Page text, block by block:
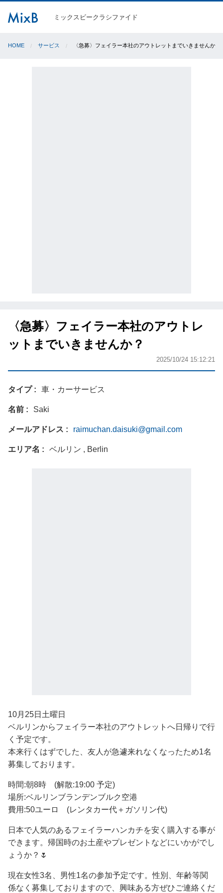
ミックスビークラシファイド
HOME サービス 〈急募〉フェイラー本社のアウトレットまでいきませんか？
〈急募〉フェイラー本社のアウトレ
ットまでいきませんか？
2025/10/24 15:12:21
タイプ 車・カーサービス
名前 Saki
メールアドレス raimuchan.daisuki@gmail.com
エリア名 ベルリン , Berlin
10月25日土曜日
ベルリンからフェイラー本社のアウトレットへ日帰りで行
く予定です。
本来行くはずでした、友人が急遽来れなくなったため1名
募集しております。
時間:朝8時 (解散:19:00 予定)
場所:ベルリンブランデンブルク空港
費用:50ユーロ (レンタカー代＋ガソリン代)
日本で人気のあるフェイラーハンカチを安く購入する事が
できます。帰国時のお土産やプレゼントなどにいかがでし
ょうか？🌷
現在女性3名、男性1名の参加予定です。性別、年齢等関
係なく募集しておりますので、興味ある方ぜひご連絡くだ